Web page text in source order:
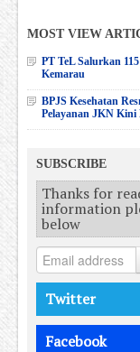
MOST VIEW
PT TeL Salurkan
Kemarau
BPJS Kesehatan
Pelayanan JKN Kini
SUBSCRIBE
Thanks for
information
below
Twitter
Facebook